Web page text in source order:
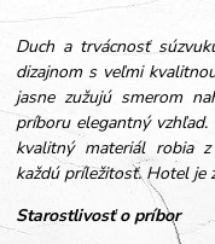
Duch a trvácnosť
dizajnom s veľmi
jasne zužujú smerom
príboru elegantný
kvalitný materiál robia
každú príležitosť. Hotel je
Starostlivosť o príbor